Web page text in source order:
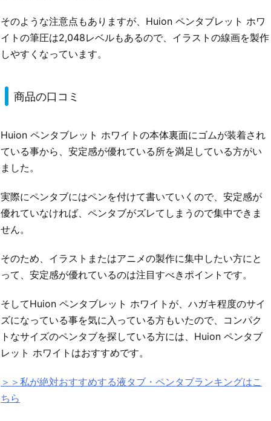
そのような注意点もありますが、Huion ペンタブレット ホワ
イトの筆圧は2,048レベルもあるので、イラストの線画を製作
しやすくなっています。
商品の口コミ
Huion ペンタブレット ホワイトの本体裏面にゴムが装着され
ている事から、安定感が優れている所を満足している方がい
ました。
実際にペンタブにはペンを付けて書いていくので、安定感が
優れていなければ、ペンタブがズレてしまうので集中できま
せん。
そのため、イラストまたはアニメの製作に集中したい方にと
って、安定感が優れているのは注目すべきポイントです。
そしてHuion ペンタブレット ホワイトが、ハガキ程度のサイ
ズになっている事を気に入っている方もいたので、コンパク
トなサイズのペンタブを探している方には、Huion ペンタブ
レット ホワイトはおすすめです。
＞＞私が絶対おすすめする液タブ・ペンタブランキングはこ
ちら